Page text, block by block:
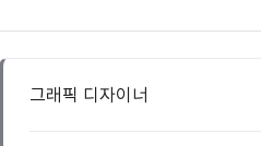
그래픽 디자이너